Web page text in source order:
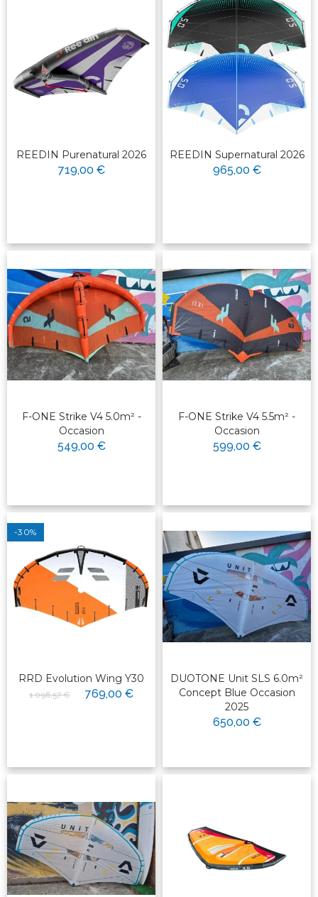
REEDIN Purenatural 2026
719,00 €
REEDIN Supernatural 2026
965,00 €
F-ONE Strike V4 5.0m² -
Occasion
549,00 €
F-ONE Strike V4 5.5m² -
Occasion
599,00 €
-30%
RRD Evolution Wing Y30
1 098,57 € 769,00 €
DUOTONE Unit SLS 6.0m²
Concept Blue Occasion
2025
650,00 €